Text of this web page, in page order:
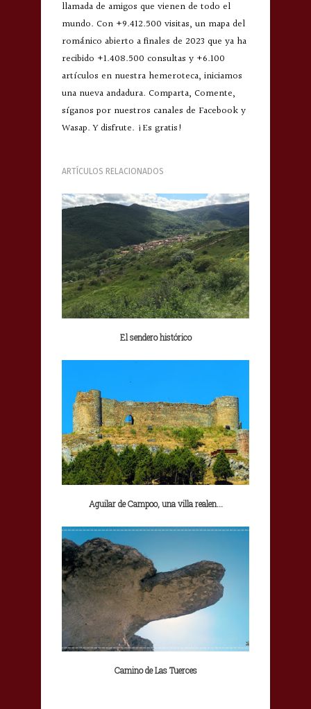
llamada de amigos que vienen de todo el
mundo. Con +9.412.500 visitas, un mapa del
románico abierto a finales de 2023 que ya ha
recibido +1.408.500 consultas y +6.100
artículos en nuestra hemeroteca, iniciamos
una nueva andadura. Comparta, Comente,
síganos por nuestros canales de Facebook y
Wasap. Y disfrute. ¡Es gratis!
ARTÍCULOS RELACIONADOS
El sendero histórico
Aguilar de Campoo, una villa realen...
Camino de Las Tuerces